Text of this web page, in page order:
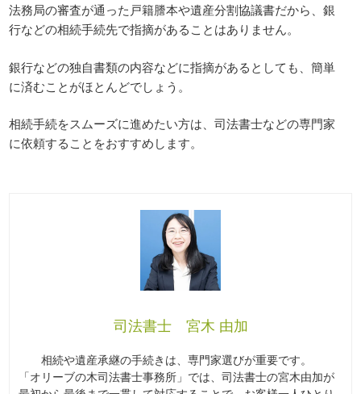
法務局の審査が通った戸籍謄本や遺産分割協議書だから、銀
行などの相続手続先で指摘があることはありません。
銀行などの独自書類の内容などに指摘があるとしても、簡単
に済むことがほとんどでしょう。
相続手続をスムーズに進めたい方は、司法書士などの専門家
に依頼することをおすすめします。
司法書士 宮木 由加
相続や遺産承継の手続きは、専門家選びが重要です。
「オリーブの木司法書士事務所」では、司法書士の宮木由加が